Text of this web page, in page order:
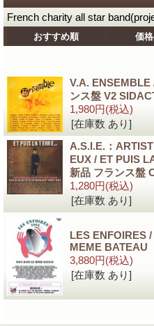
French charity all star
おすすめ順 価
V.A. ENSEMBLE
ンス盤 V2
1,980円(税込)
[在庫数 あり]
A.S.I.E.：
EUX / ET PUIS
新品 フランス盤
1,280円(税込)
[在庫数 あり]
LES ENFOIRES
MEME BATEAU
3,880円(税込)
[在庫数 あり]